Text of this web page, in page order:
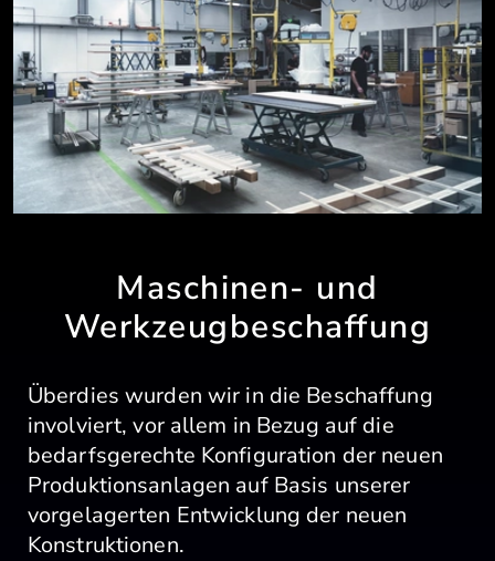
Maschinen- und
Werkzeugbeschaffung
Überdies wurden wir in die Beschaffung
involviert, vor allem in Bezug auf die
bedarfsgerechte Konfiguration der neuen
Produktionsanlagen auf Basis unserer
vorgelagerten Entwicklung der neuen
Konstruktionen.